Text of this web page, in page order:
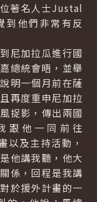
著名人士Justal
到他們非常有反
尼加拉瓜進行國
總統會晤，並舉
明一個月前在薩
再度重申尼加拉
捉影，傳出兩國
跟他一同前往
以及主持活動，
他講我聽，他大
係，回程是我講
於援外計畫的一